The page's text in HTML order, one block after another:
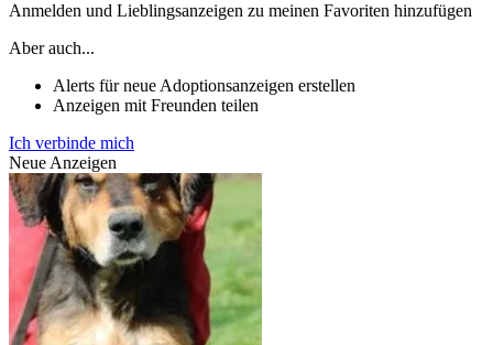
Anmelden und Lieblingsanzeigen zu meinen Favoriten hinzufügen
Aber auch...
Alerts für neue Adoptionsanzeigen erstellen
Anzeigen mit Freunden teilen
Ich verbinde mich
Neue Anzeigen